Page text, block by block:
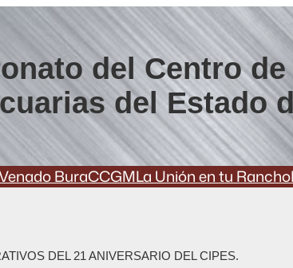
del Centro
del Estado
BuraCCGMLa Unión en tu Rancho
DEL 21 ANIVERSARIO DEL CIPES.